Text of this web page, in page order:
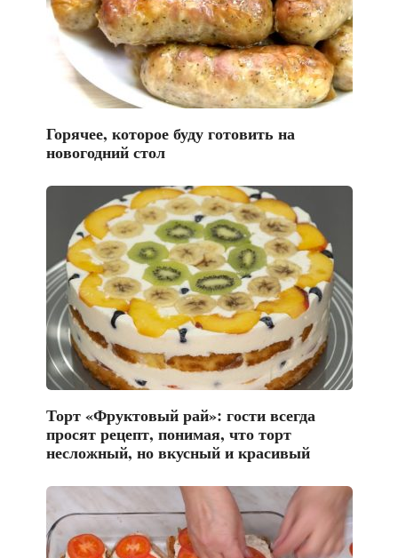
Горячее, которое буду готовить на
новогодний стол
Торт «Фруктовый рай»: гости всегда
просят рецепт, понимая, что торт
несложный, но вкусный и красивый